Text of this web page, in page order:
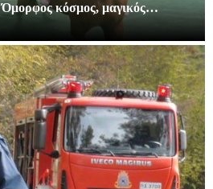
Όμορφος κόσμος, μαγικός…